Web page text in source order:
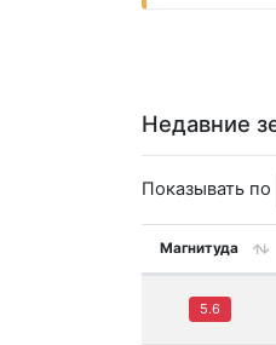
Недавние
Показывать по
Магнитуда
5.6